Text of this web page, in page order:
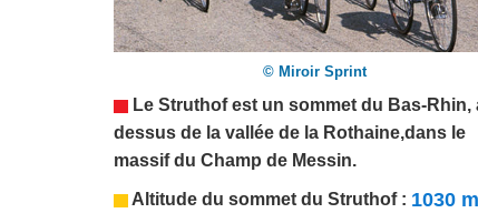
© Miroir Sprint
Le Struthof est un sommet du Bas-Rhin,
dessus de la vallée de la Rothaine,dans le
massif du Champ de Messin.
Altitude du sommet du Struthof : 1030 m